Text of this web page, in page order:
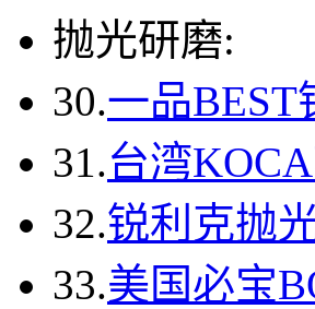
抛光研磨:
30.一品BEST
31.台湾
32.锐利克抛
33.美国必宝